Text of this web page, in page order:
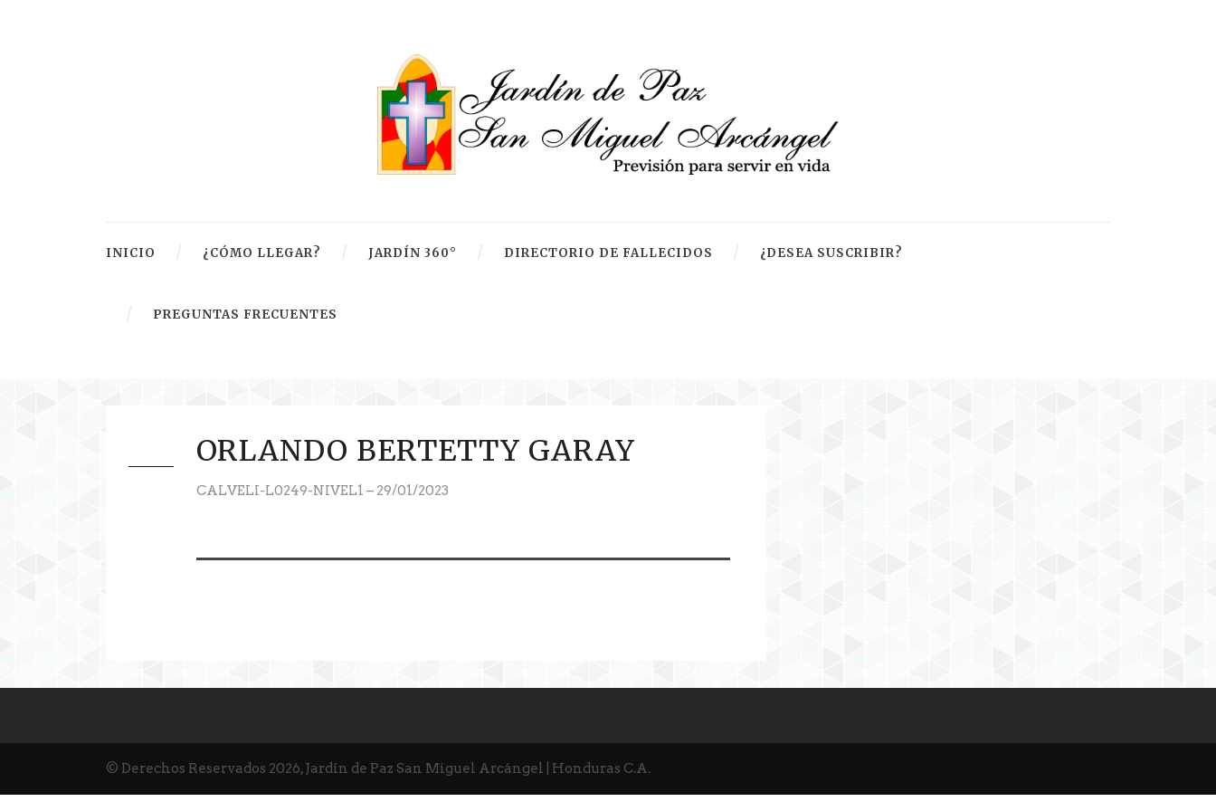
INICIO ¿CÓMO LLEGAR? JARDÍN 360° DIRECTORIO DE FALLECIDOS ¿DESEA SUSCRIBIR?
PREGUNTAS FRECUENTES
ORLANDO BERTETTY GARAY
CALVELI-L0249-NIVEL1 – 29/01/2023
© Derechos Reservados 2026, Jardín de Paz San Miguel Arcángel | Honduras C.A.